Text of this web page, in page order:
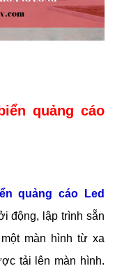
quảng cáo
quảng cáo Led
động, lập trình sẵn
màn hình từ xa
tải lên màn hình.